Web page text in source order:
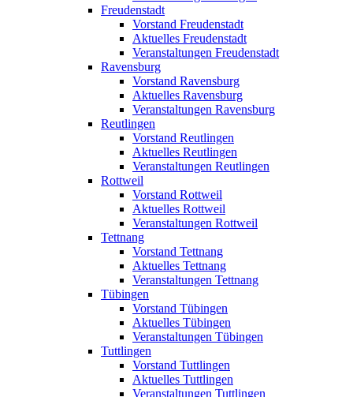
Freudenstadt
Vorstand Freudenstadt
Aktuelles Freudenstadt
Veranstaltungen Freudenstadt
Ravensburg
Vorstand Ravensburg
Aktuelles Ravensburg
Veranstaltungen Ravensburg
Reutlingen
Vorstand Reutlingen
Aktuelles Reutlingen
Veranstaltungen Reutlingen
Rottweil
Vorstand Rottweil
Aktuelles Rottweil
Veranstaltungen Rottweil
Tettnang
Vorstand Tettnang
Aktuelles Tettnang
Veranstaltungen Tettnang
Tübingen
Vorstand Tübingen
Aktuelles Tübingen
Veranstaltungen Tübingen
Tuttlingen
Vorstand Tuttlingen
Aktuelles Tuttlingen
Veranstaltungen Tuttlingen